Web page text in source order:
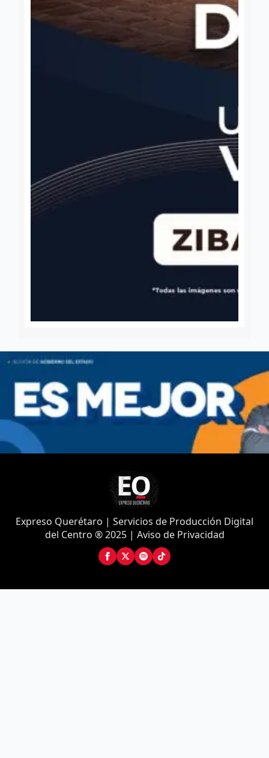
Expreso Querétaro | Servicios de Producción Digital
del Centro ® 2025 | Aviso de Privacidad